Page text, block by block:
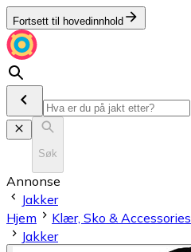
Fortsett til hovedinnhold
Søk
Annonse
Jakker
Hjem
Klær, Sko & Accessories
Jakker